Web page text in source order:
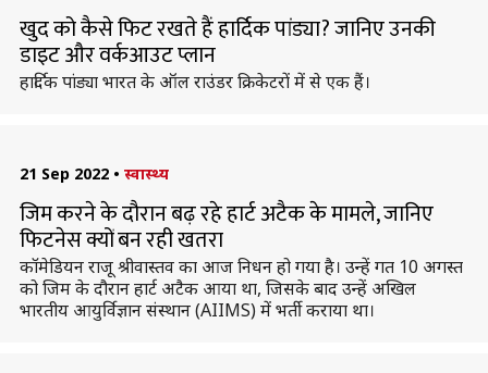
खुद को कैसे फिट रखते हैं हार्दिक पांड्या? जानिए उनकी
डाइट और वर्कआउट प्लान
हार्दिक पांड्या भारत के ऑल राउंडर क्रिकेटरों में से एक हैं।
21 Sep 2022 • स्वास्थ्य
जिम करने के दौरान बढ़ रहे हार्ट अटैक के मामले, जानिए
फिटनेस क्यों बन रही खतरा
कॉमेडियन राजू श्रीवास्तव का आज निधन हो गया है। उन्हें गत 10 अगस्त
को जिम के दौरान हार्ट अटैक आया था, जिसके बाद उन्हें अखिल
भारतीय आयुर्विज्ञान संस्थान (AIIMS) में भर्ती कराया था।